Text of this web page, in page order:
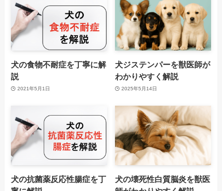
犬の食物不耐症を丁寧に解
説
2021年5月1日
犬ジステンパーを獣医師が
わかりやすく解説
2025年5月14日
犬の抗菌薬反応性腸症を丁
犬の壊死性白質脳炎を獣医